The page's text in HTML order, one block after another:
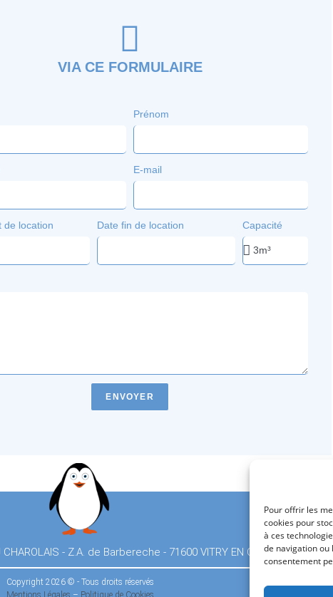
Pour offrir les
cookies pour
à ces
de navigation ou
consentement
VIA CE FORMULAIRE
Prénom
E-mail
de location Date fin de location Capacité
ENVOYER
CHAROLAIS - Z.A. de Barbereche - 71600 VITRY EN CHAROLLAIS
Copyright 2026 © - Tous droits réservés
Mentions Légales – Politique de Cookies